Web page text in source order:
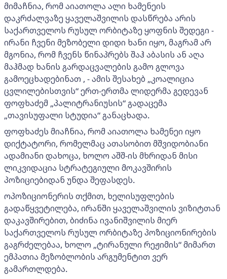
მიმაჩნია, რომ აიათოლა ალი ხამენეის
დაკრძალვაზე ყაველაშვილის დასწრება არის
საქართველოს რუსულ ორბიტაზე ყოფნის შედეგი -
ირანი ჩვენი მეზობელი დიდი ხანი იყო, მაგრამ არ
მგონია, რომ ჩვენს წინაპრებს შაჰ აბასის ან აღა
მაჰმად ხანის გარდაცვალების გამო გლოვა
გამოეცხადებინათ , - ამის შესახებ „კოალიცია
ცვლილებისთვის“ ერთ-ერთმა ლიდერმა გედევან
ფოფხაძემ „პალიტრანიუსის“ გადაცემა
„თავისუფალი სტუდია“ განაცხადა.
ფოფხაძეს მიაჩნია, რომ აიათოლა ხამენეი იყო
დიქტატორი, რომელმაც ათასობით მშვიდობიანი
ადამიანი დახოცა, ხოლო აშშ-ის მხრიდან მისი
ლიკვიდაცია სტრატეგიული მოკავშირის
პოზიციებიდან უნდა შეფასდეს.
ოპოზიციონერის თქმით, ხელისუფლების
გადაწყვეტილება, ირანში ყაველაშვილის ვიზიტთან
დაკავშირებით, ბიძინა ივანიშვილის მიერ
საქართველოს რუსულ ორბიტაზე პოზიციონირების
გაგრძელებაა, ხოლო „ტირანული რეჟიმის“ მიმართ
ემპათია მეზობლობის არგუმენტით ვერ
გამართლდება.